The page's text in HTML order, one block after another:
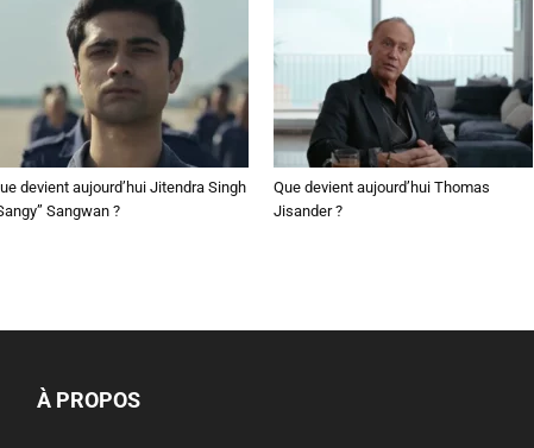
devient aujourd’hui Jitendra Singh
Sangwan ?
Que devient aujourd’hui Thomas
Jisander ?
À PROPOS